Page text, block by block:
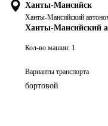
Ханты-Мансийск
Ханты-Мансийский
Ханты-Мансийский
Кол-во машин: 1
Варианты транспорта
бортовой